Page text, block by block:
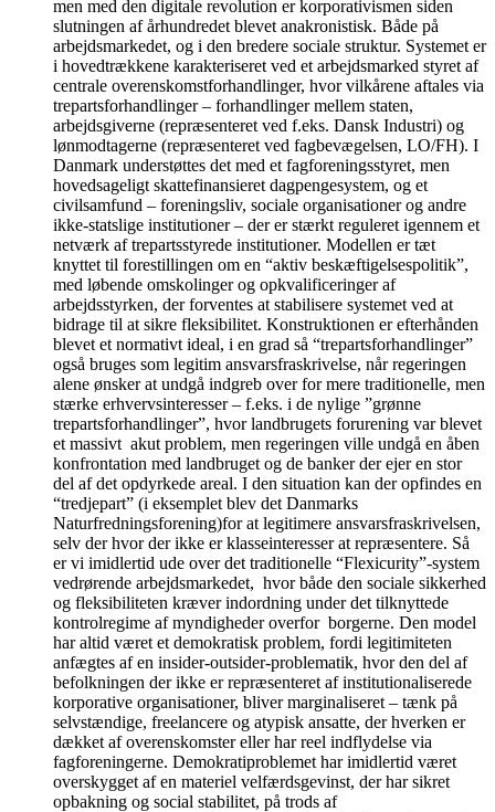
men med den digitale revolution er korporativismen siden
slutningen af århundredet blevet anakronistisk. Både på
arbejdsmarkedet, og i den bredere sociale struktur. Systemet er
i hovedtrækkene karakteriseret ved et arbejdsmarked styret af
centrale overenskomstforhandlinger, hvor vilkårene aftales via
trepartsforhandlinger – forhandlinger mellem staten,
arbejdsgiverne (repræsenteret ved f.eks. Dansk Industri) og
lønmodtagerne (repræsenteret ved fagbevægelsen, LO/FH). I
Danmark understøttes det med et fagforeningsstyret, men
hovedsageligt skattefinansieret dagpengesystem, og et
civilsamfund – foreningsliv, sociale organisationer og andre
ikke-statslige institutioner – der er stærkt reguleret igennem et
netværk af trepartsstyrede institutioner. Modellen er tæt
knyttet til forestillingen om en “aktiv beskæftigelsespolitik”,
med løbende omskolinger og opkvalificeringer af
arbejdsstyrken, der forventes at stabilisere systemet ved at
bidrage til at sikre fleksibilitet. Konstruktionen er efterhånden
blevet et normativt ideal, i en grad så “trepartsforhandlinger”
også bruges som legitim ansvarsfraskrivelse, når regeringen
alene ønsker at undgå indgreb over for mere traditionelle, men
stærke erhvervsinteresser – f.eks. i de nylige ”grønne
trepartsforhandlinger”, hvor landbrugets forurening var blevet
et massivt akut problem, men regeringen ville undgå en åben
konfrontation med landbruget og de banker der ejer en stor
del af det opdyrkede areal. I den situation kan der opfindes en
“tredjepart” (i eksemplet blev det Danmarks
Naturfredningsforening)for at legitimere ansvarsfraskrivelsen,
selv der hvor der ikke er klasseinteresser at repræsentere. Så
er vi imidlertid ude over det traditionelle “Flexicurity”-system
vedrørende arbejdsmarkedet, hvor både den sociale sikkerhed
og fleksibiliteten kræver indordning under det tilknyttede
kontrolregime af myndigheder overfor borgerne. Den model
har altid været et demokratisk problem, fordi legitimiteten
anfægtes af en insider-outsider-problematik, hvor den del af
befolkningen der ikke er repræsenteret af institutionaliserede
korporative organisationer, bliver marginaliseret – tænk på
selvstændige, freelancere og atypisk ansatte, der hverken er
dækket af overenskomster eller har reel indflydelse via
fagforeningerne. Demokratiproblemet har imidlertid været
overskygget af en materiel velfærdsgevinst, der har sikret
opbakning og social stabilitet, på trods af